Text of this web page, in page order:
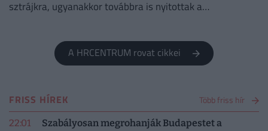
sztrájkra, ugyanakkor továbbra is nyitottak a
A HRCENTRUM rovat cikkei
FRISS HÍREK Több friss hír
22:01 Szabályosan megrohanják Budapestet a